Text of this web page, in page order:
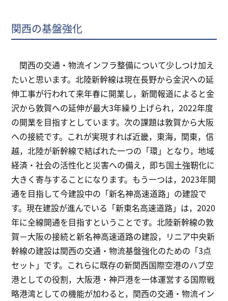
関西の基盤強化
関西の交通・物流インフラ整備について少しつけ加え
たいと思います。北陸新幹線は現在長野から金沢への延
伸工事が行われて来年春に開業し，新聞報道によると金
沢から敦賀への延伸が最大3年繰り上げられ，2022年度
の開業を目指すとしています。次の課題は敦賀から大阪
への接続です。これが実現すれば近畿，東海，関東，信
越，北陸が新幹線で結ばれた一つの「環」となり，地域
経済・社会の活性化と災害への備え，即ち国土強靭化に
大きく寄与することになります。もう一つは，2023年開
通を目指して今建設中の「新名神高速道路」の建設で
す。現在建設が進んでいる「新東名高速道路」は，2020
年に全線開通を目指すということです。北陸新幹線の敦
賀－大阪の接続と新名神高速道路の建設，リニア中央新
幹線の建設は関西の交通・物流基盤強化のための「3点
セット」です。これらに既存の新関西国際空港のハブ空
港としての役割，大阪港・神戸港を一体運営する国際戦
略港湾としての機能が加わると，関西の交通・物流イン